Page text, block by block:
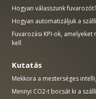
Hogyan válasszunk fuvarozót?
Hogyan automatizáljuk a
Fuvarozási KPI-ok,
kell
Kutatás
Mekkora a mesterséges
Mennyi CO2-t bocsát ki a